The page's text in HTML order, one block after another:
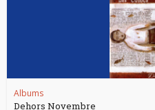
Albums
Dehors Novembre